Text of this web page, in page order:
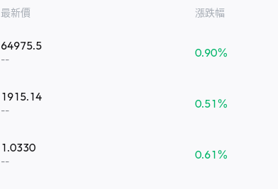
最新價 漲跌幅
64975.5
-- 0.90%
1915.14
-- 0.51%
1.0330
-- 0.61%